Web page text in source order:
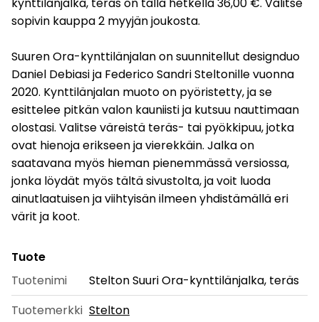
sopivin kauppa 2 myyjän joukosta.
Suuren Ora-kynttilänjalan on suunnitellut designduo
Daniel Debiasi ja Federico Sandri Steltonille vuonna
2020. Kynttilänjalan muoto on pyöristetty, ja se
esittelee pitkän valon kauniisti ja kutsuu nauttimaan
olostasi. Valitse väreistä teräs- tai pyökkipuu, jotka
ovat hienoja erikseen ja vierekkäin. Jalka on
saatavana myös hieman pienemmässä versiossa,
jonka löydät myös tältä sivustolta, ja voit luoda
ainutlaatuisen ja viihtyisän ilmeen yhdistämällä eri
värit ja koot.
Tuote
Tuotenimi
Stelton Suuri Ora-kynttilänjalka, teräs
Tuotemerkki Stelton